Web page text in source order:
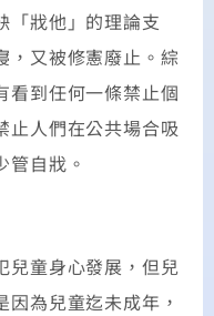
「戕他」的理論支
，又被修憲廢止。綜
看到任何一條禁止個
止人們在公共場合吸
管自戕。
童身心發展，但兒
為兒童迄未成年，